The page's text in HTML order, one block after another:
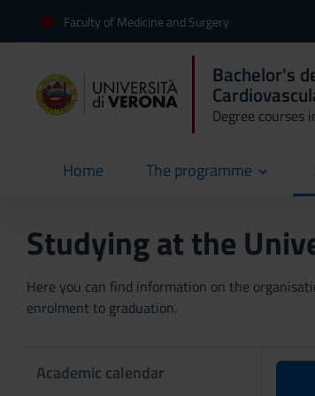
Faculty of Medicine and Surgery
Bachelor's
Degree courses
Home
current The programme
Studying at the
Here you can find information on the
enrolment to graduation.
Academic calendar